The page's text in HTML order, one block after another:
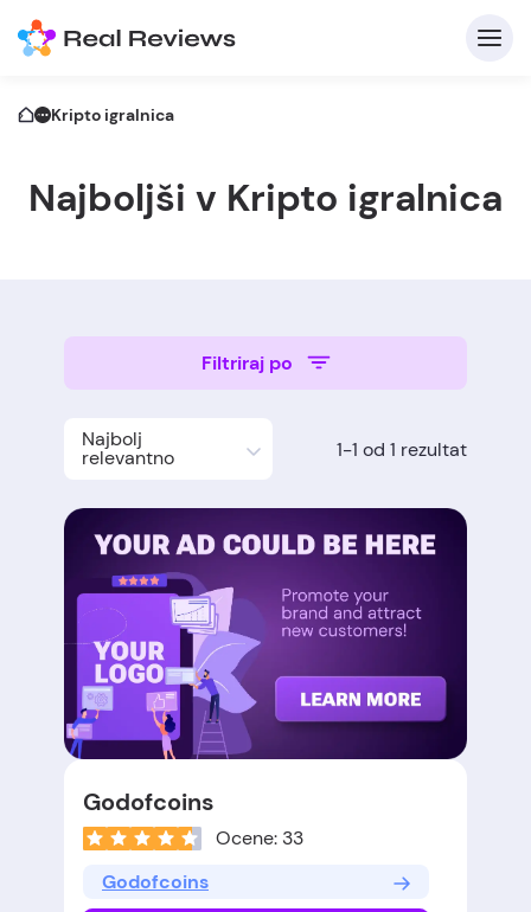
Kripto igralnica
Najboljši v Kripto igralnica
Filtriraj po
Najbolj
relevantno 1-1 od 1 rezultat
Godofcoins
Ocene: 33
Godofcoins